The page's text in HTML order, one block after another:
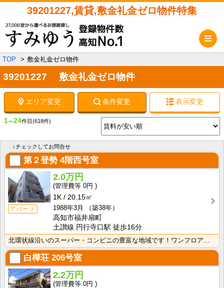
39201227,賃貸,敷金礼金ゼロ物件特集
TOP 敷金礼金ゼロ物件
39201227 敷金礼金ゼロ物件
エリア変更 条件変更 表示変更
1～24件目 (618件)
↓チェックしてお問合せ
第２登勢 4階西号室
アパート
2.0万円
0円
1K
20.15㎡
1988年3月
（築38年）
高知市福井扇町
土讃線 円行寺口駅 徒歩16分
北環状線沿いのスーパー・コンビニの豊富な地域です！ワンフロアに2世帯ずつなので窓が多く、風通しの良い･･･
白樺荘 206号室
2.2万円
0円